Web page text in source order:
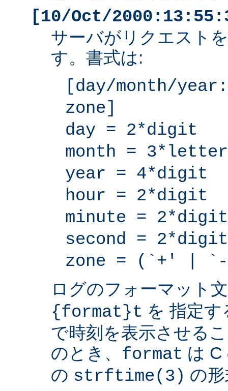
[10/Oct/
サーバがリクエスト
す。書式は:
[day/month/
zone]
day = 2*digit
month = 3*letter
year = 4*digit
hour = 2*digit
minute = 2*digit
second = 2*digit
zone = (`+' |
ログのフォーマット
{format}t を 指定
で時刻を表示させる
のとき、 format は C
の strftime(3) の